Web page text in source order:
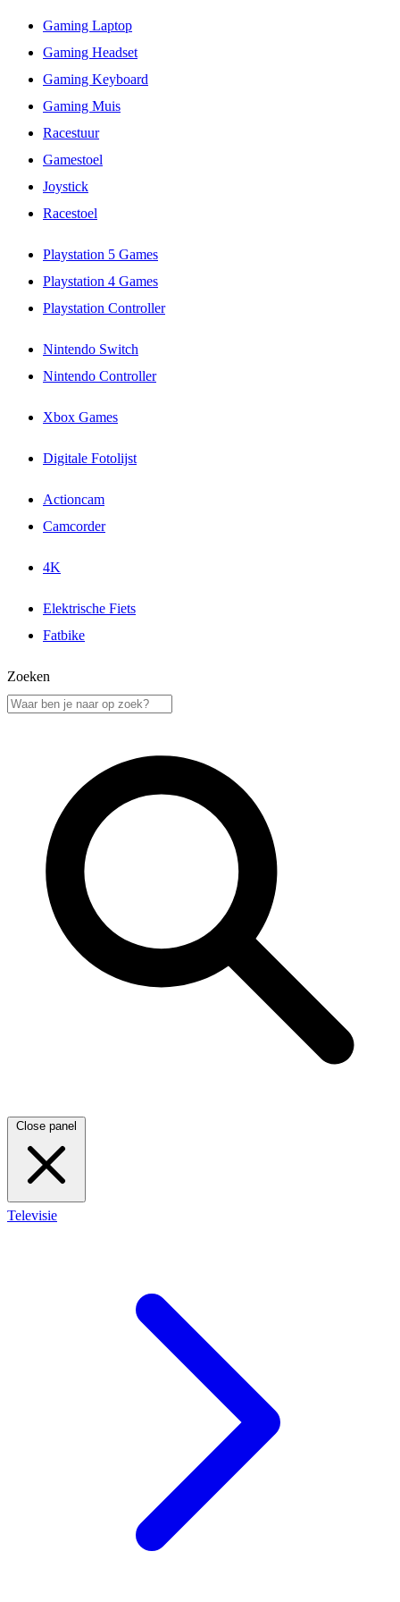
Gaming Laptop
Gaming Headset
Gaming Keyboard
Gaming Muis
Racestuur
Gamestoel
Joystick
Racestoel
Playstation 5 Games
Playstation 4 Games
Playstation Controller
Nintendo Switch
Nintendo Controller
Xbox Games
Digitale Fotolijst
Actioncam
Camcorder
4K
Elektrische Fiets
Fatbike
Zoeken
Close panel
Televisie